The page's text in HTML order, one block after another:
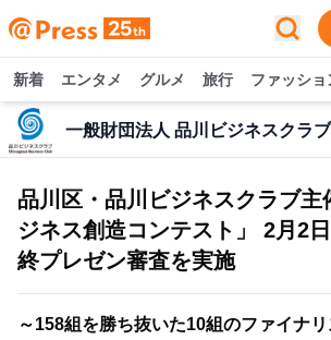
新着 エンタメ グルメ 旅行 ファッシ
一般財団法人 品川ビジネスクラブ
品川区・品川ビジネスクラブ主
ジネス創造コンテスト」 2月2
終プレゼン審査を実施
～158組を勝ち抜いた10組のファイナ